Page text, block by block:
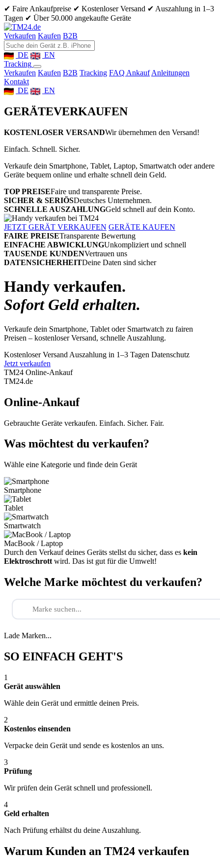
✔ Faire Ankaufpreise ✔ Kostenloser Versand ✔ Auszahlung in 1–3
Tagen ✔ Über 50.000 angekaufte Geräte
Verkaufen Kaufen B2B
DE
EN
Tracking
Verkaufen Kaufen B2B Tracking FAQ Ankauf Anleitungen
Kontakt
DE
EN
GERÄTEVERKAUFEN
KOSTENLOSER VERSANDWir übernehmen den Versand!
Einfach. Schnell. Sicher.
Verkaufe dein Smartphone, Tablet, Laptop, Smartwatch oder andere
Geräte bequem online und erhalte schnell dein Geld.
TOP PREISEFaire und transparente Preise.
SICHER & SERIÖSDeutsches Unternehmen.
SCHNELLE AUSZAHLUNGGeld schnell auf dein Konto.
JETZT GERÄT VERKAUFEN GERÄTE KAUFEN
FAIRE PREISETransparente Bewertung
EINFACHE ABWICKLUNGUnkompliziert und schnell
TAUSENDE KUNDENVertrauen uns
DATENSICHERHEITDeine Daten sind sicher
Handy verkaufen.
Sofort Geld erhalten.
Verkaufe dein Smartphone, Tablet oder Smartwatch zu fairen
Preisen – kostenloser Versand, schnelle Auszahlung.
Kostenloser Versand Auszahlung in 1–3 Tagen Datenschutz
Jetzt verkaufen
TM24 Online-Ankauf
TM24.de
Online-Ankauf
Gebrauchte Geräte verkaufen. Einfach. Sicher. Fair.
Was möchtest du verkaufen?
Wähle eine Kategorie und finde dein Gerät
Smartphone
Tablet
Smartwatch
MacBook / Laptop
Durch den Verkauf deines Geräts stellst du sicher, dass es kein
Elektroschrott wird. Das ist gut für die Umwelt!
Welche Marke möchtest du verkaufen?
Lade Marken...
SO EINFACH GEHT'S
1
Gerät auswählen
Wähle dein Gerät und ermittle deinen Preis.
2
Kostenlos einsenden
Verpacke dein Gerät und sende es kostenlos an uns.
3
Prüfung
Wir prüfen dein Gerät schnell und professionell.
4
Geld erhalten
Nach Prüfung erhältst du deine Auszahlung.
Warum Kunden an TM24 verkaufen